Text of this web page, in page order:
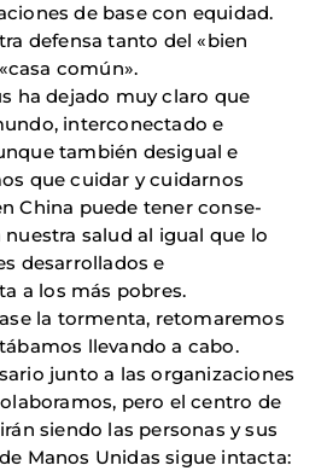
de base con equidad.
defensa tanto del «bien
común».
ha dejado muy claro que
interconectado e
también desigual e
que cuidar y cuidarnos
China puede tener conse­
nuestra salud al igual que lo
desarrollados e
a los más pobres.
la tormenta, retomaremos
llevando a cabo.
junto a las organizaciones
pero el centro de
siendo las personas y sus
Manos Unidas sigue intacta: